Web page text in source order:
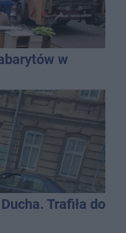
w
Trafiła do